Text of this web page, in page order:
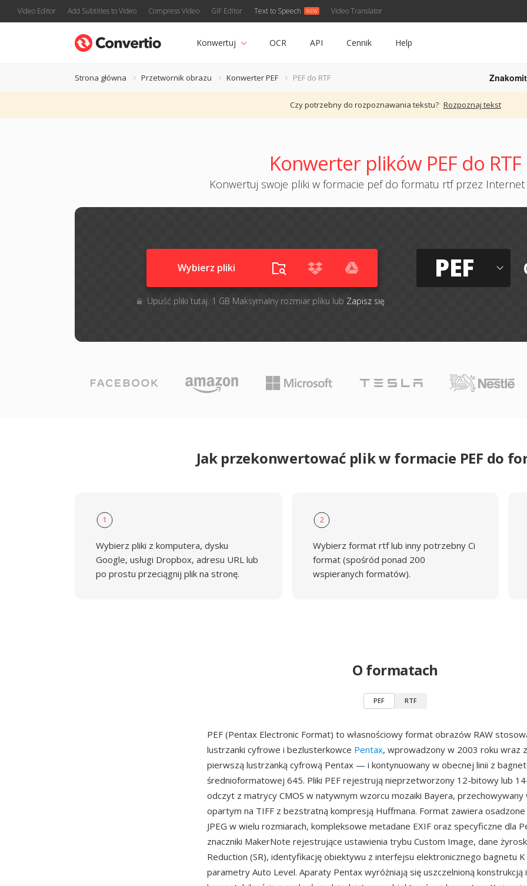
Video Editor Add Subtitles to Video Compress Video GIF Editor Text to Speech Video Translator
Konwertuj OCR API Cennik Help
Strona główna Przetwornik obrazu Konwerter PEF PEF do RTF
Czy potrzebny do rozpoznawania tekstu? Rozpoznaj tekst
Konwerter plików PEF do RTF
Konwertuj swoje pliki w formacie pef do formatu rtf przez Internet
Wybierz pliki
Upuść pliki tutaj. 1 GB Maksymalny rozmiar pliku lub Zapisz się
PEF
Jak przekonwertować plik w formacie PEF do
1
Wybierz pliki z komputera, dysku
Google, usługi Dropbox, adresu URL lub
po prostu przeciągnij plik na stronę.
2
Wybierz format rtf lub inny potrzebny Ci
format (spośród ponad 200
wspieranych formatów).
O formatach
PEF RTF
PEF (Pentax Electronic Format) to własnościowy format obrazów RAW
lustrzanki cyfrowe i bezlusterkowce Pentax, wprowadzony w 2003 roku
pierwszą lustrzanką cyfrową Pentax — i kontynuowany w obecnej linii z
średnioformatowej 645. Pliki PEF rejestrują nieprzetworzony 12-bitowy lub
odczyt z matrycy CMOS w natywnym wzorcu mozaiki Bayera,
opartym na TIFF z bezstratną kompresją Huffmana. Format zawiera
JPEG w wielu rozmiarach, kompleksowe metadane EXIF oraz specyficzne dla
znaczniki MakerNote rejestrujące ustawienia trybu Custom Image, dane
Reduction (SR), identyfikację obiektywu z interfejsu elektronicznego bagnetu
parametry Auto Level. Aparaty Pentax wyróżniają się uszczelnioną konstrukcją i